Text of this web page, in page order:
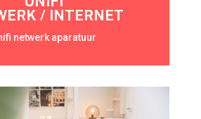
/ INTERNET
netwerk aparatuur